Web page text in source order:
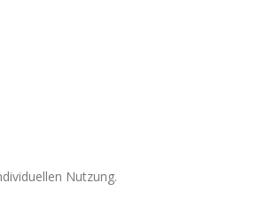
Nutzung.